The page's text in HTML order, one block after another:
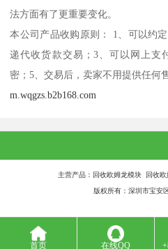
法方面有了更重要变化。
本公司产品收购原则： 1、可以约
递代收货款交易；3、可以网上支
密；5、交易后，卖家不用提供任何
m.wqgzs.b2b168.com
主营产品：回收欧姆龙模块 回收
版权所有：深圳市宝安
首页 在线QQ